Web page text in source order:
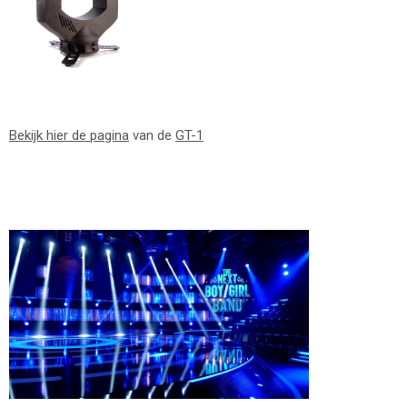
Bekijk hier de pagina van de GT-1